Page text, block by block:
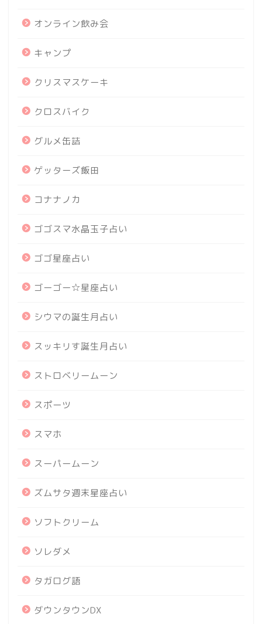
オンライン飲み会
キャンプ
クリスマスケーキ
クロスバイク
グルメ缶詰
ゲッターズ飯田
コナナノカ
ゴゴスマ水晶玉子占い
ゴゴ星座占い
ゴーゴー☆星座占い
シウマの誕生月占い
スッキリす誕生月占い
ストロベリームーン
スポーツ
スマホ
スーパームーン
ズムサタ週末星座占い
ソフトクリーム
ソレダメ
タガログ語
ダウンタウンDX